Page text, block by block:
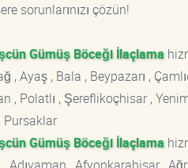
sorunlarınızı çözün!
Gümüş Böceği İlaçlama
, Ayaş , Bala , Beypazarı ,
, Polatlı , Şereflikoçhisar ,
Pursaklar
Gümüş Böceği İlaçlama